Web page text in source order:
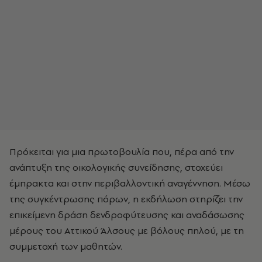
Πρόκειται για μια πρωτοβουλία που, πέρα από την
ανάπτυξη της οικολογικής συνείδησης, στοχεύει
έμπρακτα και στην περιβαλλοντική αναγέννηση. Μέσω
της συγκέντρωσης πόρων, η εκδήλωση στηρίζει την
επικείμενη δράση δενδροφύτευσης και αναδάσωσης
μέρους του Αττικού Άλσους με βόλους πηλού, με τη
συμμετοχή των μαθητών.